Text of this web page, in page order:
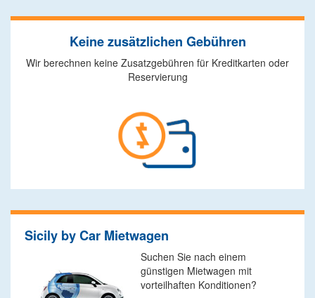
Keine zusätzlichen Gebühren
Wir berechnen keine Zusatzgebühren für Kreditkarten oder
Reservierung
Sicily by Car Mietwagen
Suchen Sie nach einem
günstigen Mietwagen mit
vorteilhaften Konditionen?